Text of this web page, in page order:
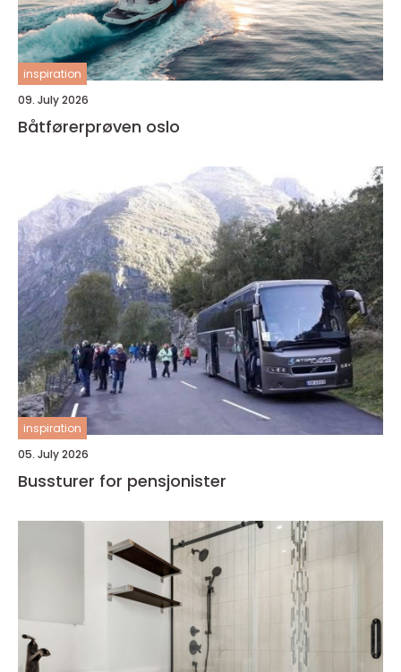
inspiration
09. July 2026
Båtførerprøven oslo
inspiration
05. July 2026
Bussturer for pensjonister